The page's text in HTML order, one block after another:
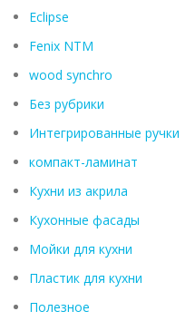
Eclipse
Fenix ​​NTM
wood synchro
Без рубрики
Интегрированные ручки
компакт-ламинат
Кухни из акрила
Кухонные фасады
Мойки для кухни
Пластик для кухни
Полезное